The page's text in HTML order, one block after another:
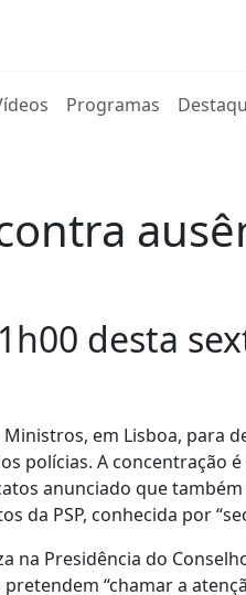
Programas
desta
em Lisboa, para
polícias. A concentração
anunciado que
da PSP, conhecida por
na Presidência do
“chamar a